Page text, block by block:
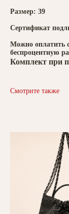
Размер: 39
Сертификат
Можно оплатить
беспроцентную
Комплект при
Смотрите также